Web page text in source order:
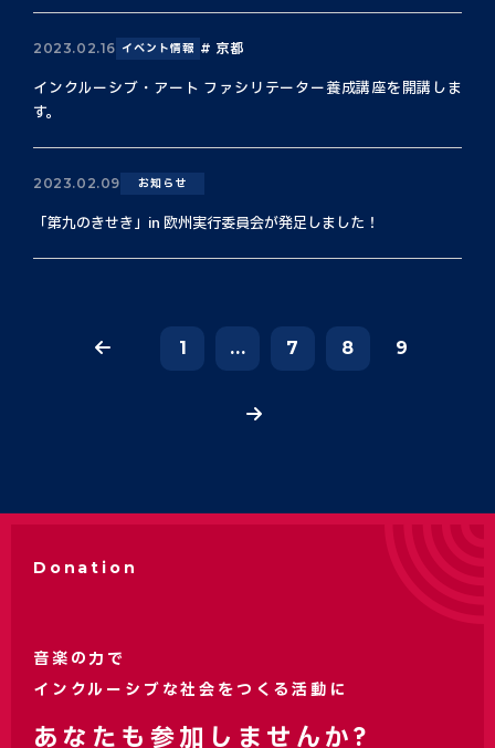
2023.02.16 イベント情報 京都
インクルーシブ・アート ファシリテーター養成講座を開講しま
す。
2023.02.09 お知らせ
「第九のきせき」in 欧州実行委員会が発足しました！
1 ... 7 8 9
Donation
音楽の力で
インクルーシブな社会をつくる活動に
あなたも参加しませんか?